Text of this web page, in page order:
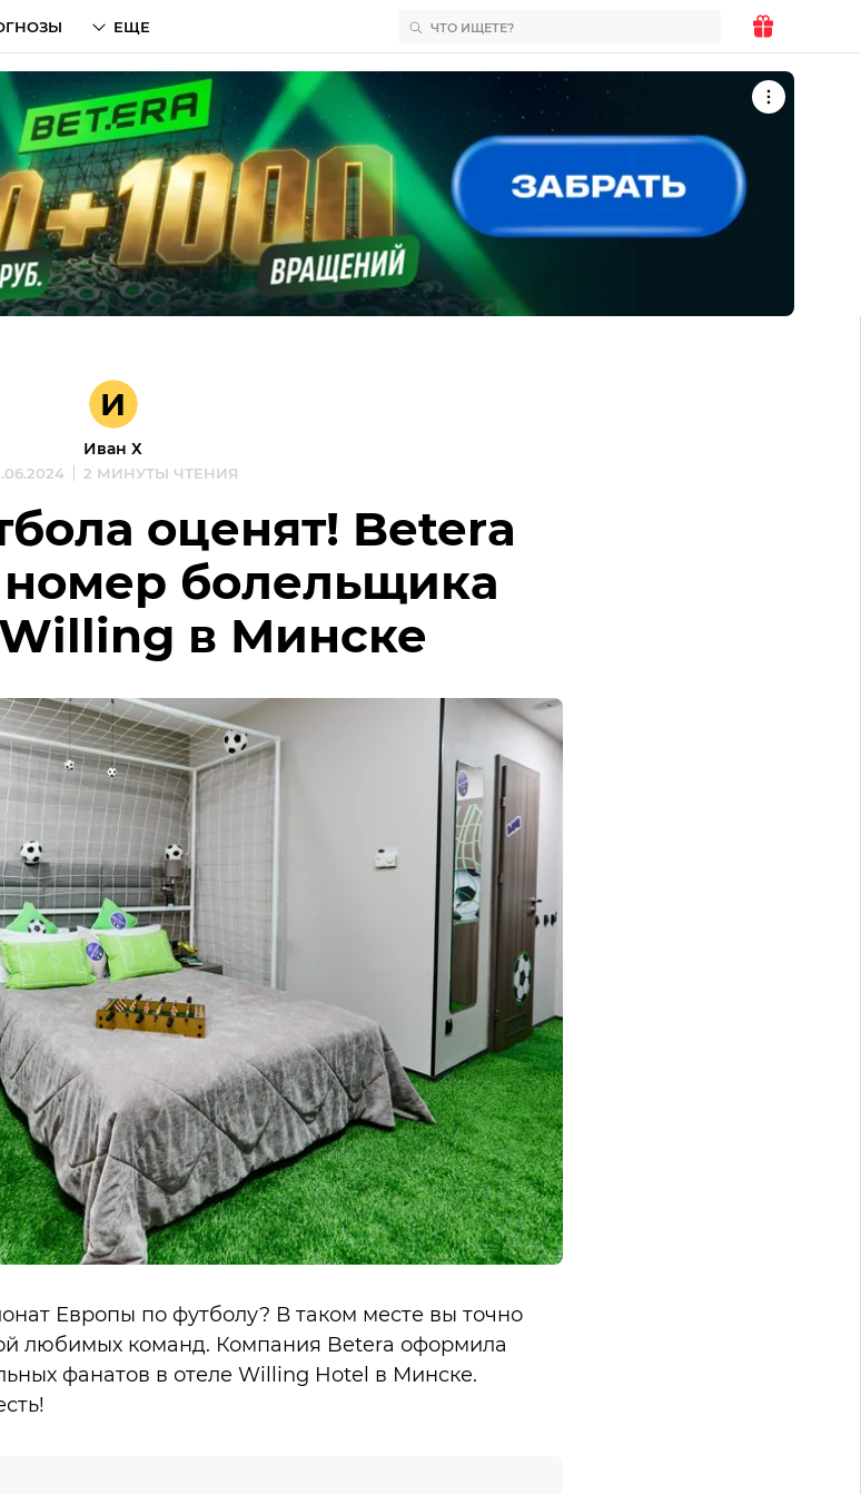
ЕЩЕ
И
Иван Х
2 МИНУТЫ ЧТЕНИЯ
оценят! Betera
болельщика
Willing в Минске
Европы по футболу? В таком месте вы точно
любимых команд. Компания Betera оформила
фанатов в отеле Willing Hotel в Минске.